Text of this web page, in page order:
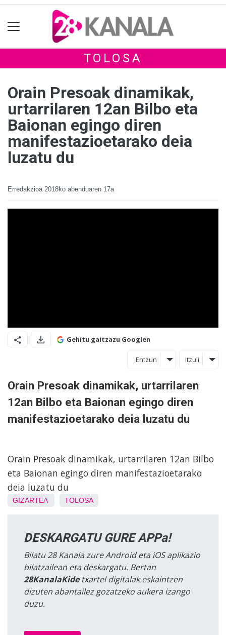
TOLOSA
Orain Presoak dinamikak,
urtarrilaren 12an Bilbo eta
Baionan egingo diren
manifestazioetarako deia
luzatu du
Erredakzioa 2018ko abenduaren 17a
Gehitu gaitzazu Googlen
Entzun Itzuli
Orain Presoak dinamikak, urtarrilaren
12an Bilbo eta Baionan egingo diren
manifestazioetarako deia luzatu du
Orain Presoak dinamikak, urtarrilaren 12an Bilbo
eta Baionan egingo diren manifestazioetarako
deia luzatu du
GIZARTEA TOLOSA
DESKARGATU GURE APPa!
Bilatu 28 Kanala zure Android eta iOS aplikazio
bilatzailean eta deskargatu. Bertan
28KanalaKidetxartel digitalak eskaintzen
dizuten abantailez gozatzeko aukera izango
duzu.